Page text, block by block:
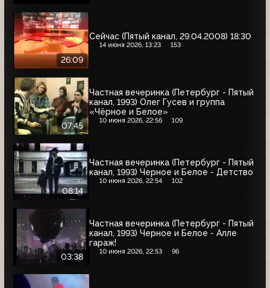
26:09
Сейчас (Пятый канал, 29.04.2008) 18:30
14 июня 2026, 13:23 153
07:45
Частная вечеринка (Петербург - Пятый
канал, 1993) Олег Гусев и группа
«Чёрное и Белое»
10 июня 2026, 22:56 109
08:14
Частная вечеринка (Петербург - Пятый
канал, 1993) Черное и Белое - Детство
10 июня 2026, 22:54 102
03:38
Частная вечеринка (Петербург - Пятый
канал, 1993) Черное и Белое - Алле
гараж!
10 июня 2026, 22:53 96